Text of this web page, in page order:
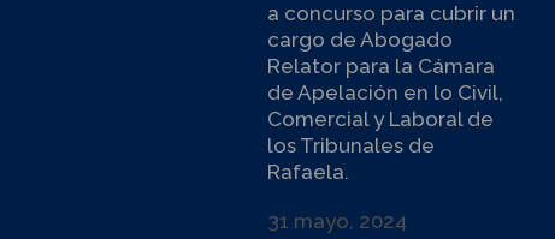
a concurso para cubrir un
cargo de Abogado
Relator para la Cámara
de Apelación en lo Civil,
Comercial y Laboral de
los Tribunales de
Rafaela.
31 mayo, 2024